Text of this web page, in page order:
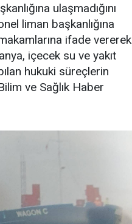
ulaşmadığını
liman başkanlığına
ifade vererek
içecek su ve yakıt
hukuki süreçlerin
ve Sağlık Haber